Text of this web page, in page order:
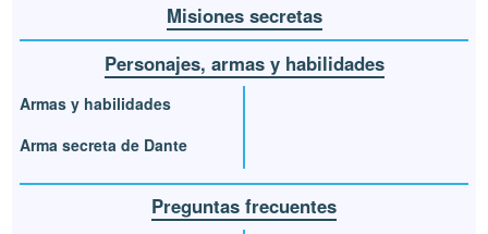
Misiones secretas
Personajes, armas y habilidades
Armas y habilidades
Arma secreta de Dante
Preguntas frecuentes